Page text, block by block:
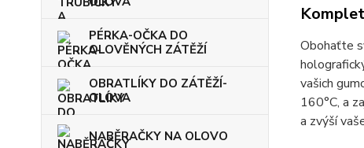
PÉRKA-OČKA DO
OLOVĚNÝCH ZÁTĚŽÍ
OBRATLÍKY DO ZÁTĚŽÍ-
OLOVA
NABĚRAČKY NA OLOVO
Obohaťte
vašich
160°C, a
a zvýší